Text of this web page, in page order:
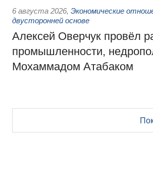
6 августа 2026, Экономические
двусторонней основе
Алексей Оверчук провёл
промышленности,
Мохаммадом Атабаком